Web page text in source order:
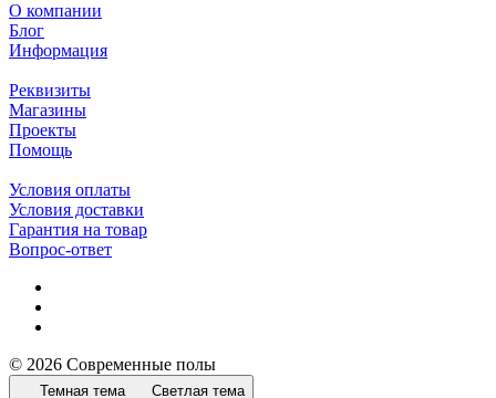
О компании
Блог
Информация
Реквизиты
Магазины
Проекты
Помощь
Условия оплаты
Условия доставки
Гарантия на товар
Вопрос-ответ
© 2026 Современные полы
Темная тема Светлая тема